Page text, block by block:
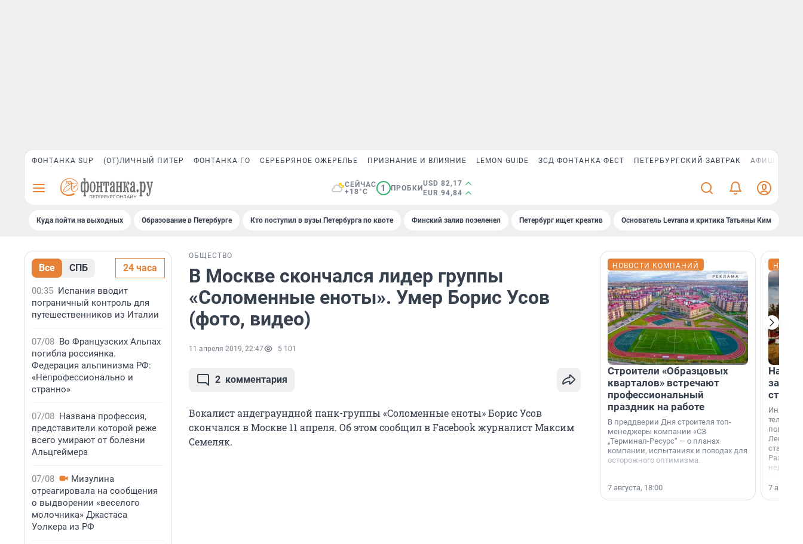
ФОНТАНКА SUP (ОТ)ЛИЧНЫЙ ПИТЕР ФОНТАНКА ГО СЕРЕБРЯНОЕ ОЖЕРЕЛЬЕ ПРИЗНАНИЕ И ВЛИЯНИЕ LEMON GUIDE ЗСД ФОНТАНКА ФЕСТ ПЕТЕРБУРГСКИЙ ЗАВТРАК АФИША PLUS
СЕЙЧАС
+18°C
1 ПРОБКИ
USD 82,17
EUR 94,84
Куда пойти на выходных Образование в Петербурге Кто поступил в вузы Петербурга по квоте Финский залив позеленел Петербург ищет креатив Основатель Levrana и критика Татьяны Ким
Все СПБ 24 часа
00:35 Испания вводит
пограничный контроль для
путешественников из Италии
07/08 Во Французских Альпах
погибла россиянка.
Федерация альпинизма РФ:
«Непрофессионально и
странно»
07/08 Названа профессия,
представители которой реже
всего умирают от болезни
Альцгеймера
07/08
Мизулина
отреагировала на сообщения
о выдворении «веселого
молочника» Джастаса
Уолкера из РФ
ОБЩЕСТВО
В Москве скончался лидер группы
«Соломенные еноты». Умер Борис Усов
(фото, видео)
11 апреля 2019, 22:47 5 101
2 комментария
Вокалист андеграундной панк-группы «Соломенные еноты» Борис Усов
скончался в Москве 11 апреля. Об этом сообщил в Facebook журналист Максим
Семеляк.
НОВОСТИ КОМПАНИЙ
Строители «Образцовых
кварталов» встречают
профессиональный
праздник на работе
В преддверии Дня строителя топ-
менеджеры компании «СЗ
„Терминал-Ресурс“ — о планах
компании, испытаниях и поводах для
осторожного оптимизма.
7 августа, 18:00
На
станции
7